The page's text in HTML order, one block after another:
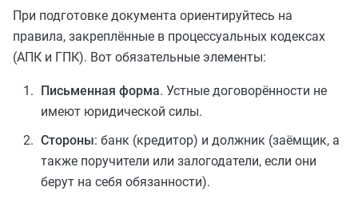
При подготовке документа ориентируйтесь на
правила, закреплённые в процессуальных кодексах
(АПК и ГПК). Вот обязательные элементы:
Письменная форма. Устные договорённости не
имеют юридической силы.
Стороны: банк (кредитор) и должник (заёмщик, а
также поручители или залогодатели, если они
берут на себя обязанности).